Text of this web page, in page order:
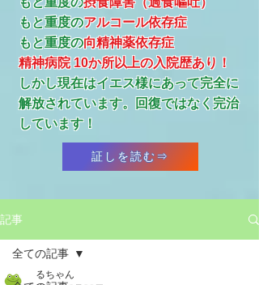
もと重度のアルコール依存症
​もと重度の向精神薬依存症
精神病院 10か所以上の入院歴あり！
​しかし現在はイエス様にあって完全に
解放されています。回復ではなく完治
しています！
証しを読む⇒
記事
全ての記事
るちゃん